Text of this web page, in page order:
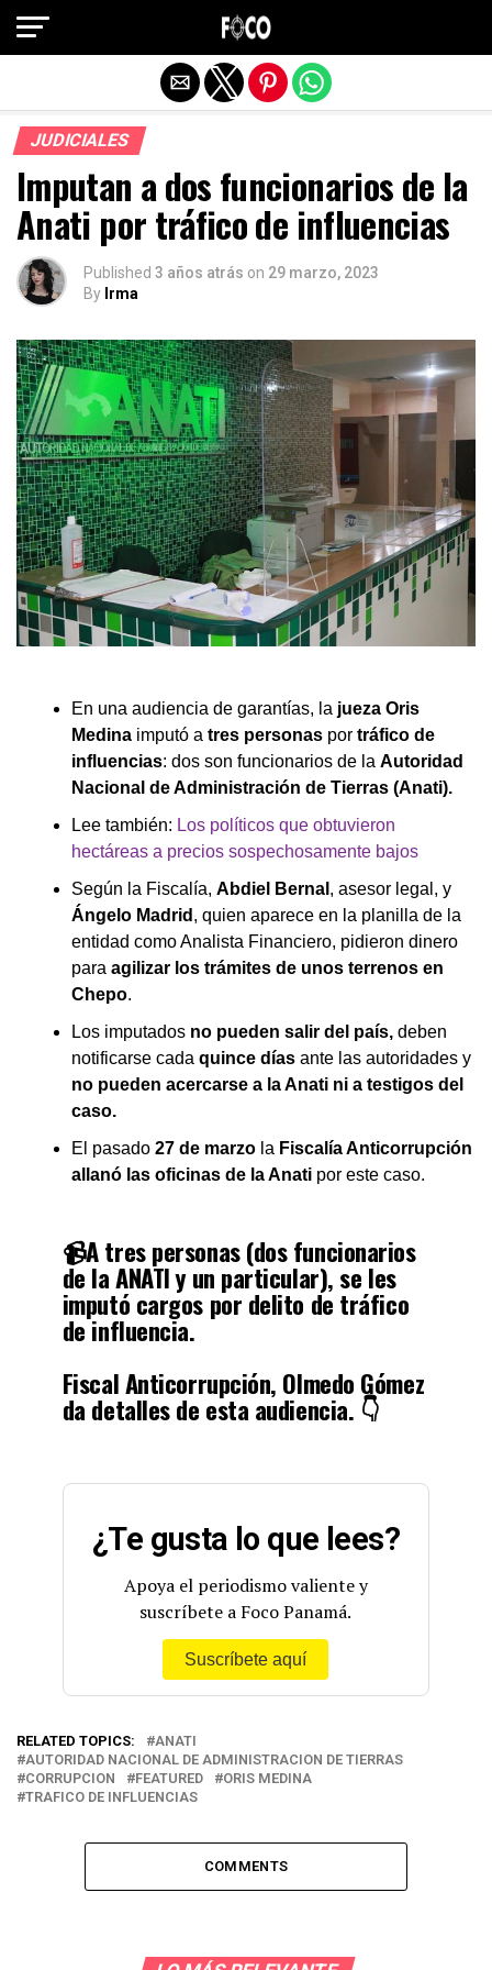
JUDICIALES
Imputan a dos funcionarios de la
Anati por tráfico de influencias
Published 3 años atrás on 29 marzo, 2023
By Irma
En una audiencia de garantías, la jueza Oris
Medina imputó a tres personas por tráfico de
influencias: dos son funcionarios de la Autoridad
Nacional de Administración de Tierras (Anati).
Lee también: Los políticos que obtuvieron
hectáreas a precios sospechosamente bajos
Según la Fiscalía, Abdiel Bernal , asesor legal, y
Ángelo Madrid , quien aparece en la planilla de la
entidad como Analista Financiero, pidieron dinero
para agilizar los trámites de unos terrenos en
Chepo.
Los imputados no pueden salir del país, deben
notificarse cada quince días ante las autoridades y
no pueden acercarse a la Anati ni a testigos del
caso.
El pasado 27 de marzo la Fiscalía Anticorrupción
allanó las oficinas de la Anati por este caso.
📹A tres personas (dos funcionarios
de la ANATI y un particular), se les
imputó cargos por delito de tráfico
de influencia.
Fiscal Anticorrupción, Olmedo Gómez
da detalles de esta audiencia. 👇
— Procuraduría General de la Nación (@PGN_PANAMA)
¿Te gusta lo que lees?
Apoya el periodismo valiente y
suscríbete a Foco Panamá.
Suscríbete aquí
RELATED TOPICS:
ANATI
AUTORIDAD NACIONAL DE ADMINISTRACION DE TIERRAS
CORRUPCION
FEATURED
ORIS MEDINA
TRAFICO DE INFLUENCIAS
COMMENTS
Salir de la versión móvil